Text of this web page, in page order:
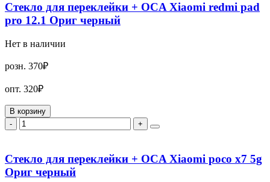
Стекло для переклейки + OCA Xiaomi redmi pad
pro 12.1 Ориг черный
Нет в наличии
розн. 370₽
опт. 320₽
В корзину
-
+
Стекло для переклейки + OCA Xiaomi poco x7 5g
Ориг черный